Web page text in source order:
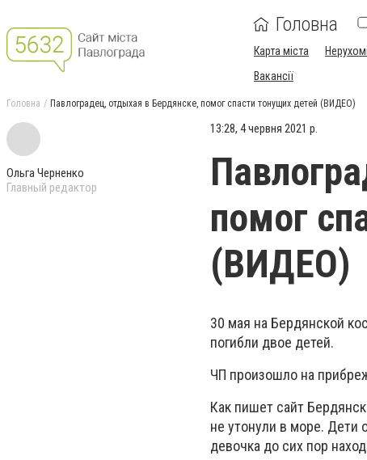
Головна
Карта міста
Вакансії
Головна Павлоградец, отдыхая в Бердянске, помог спасти тонущих детей (ВИДЕО)
Ольга Черненко
Главный редактор
13:28, 4 червня 2021 р.
помог
(ВИДЕО)
30 мая на Бердянской
погибли двое детей.
ЧП произошло на
Как пишет сайт
не утонули в море. Дети
девочка до сих пор